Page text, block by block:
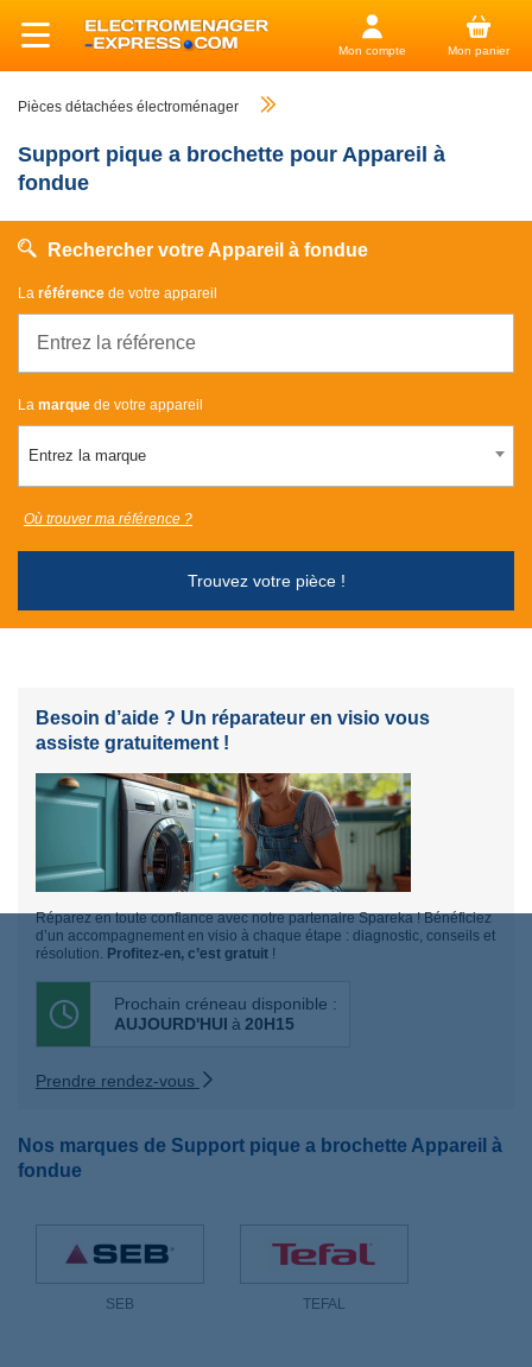
Mon compte Mon panier
Pièces détachées électroménager
Support pique a brochette pour Appareil à
fondue
Rechercher votre Appareil à fondue
La référence de votre appareil
La marque de votre appareil
Entrez la marque
Trouvez votre pièce !
Où trouver ma référence ?
Besoin d’aide ? Un réparateur en visio vous
assiste gratuitement !
Réparez en toute confiance avec notre partenaire Spareka ! Bénéficiez
d’un accompagnement en visio à chaque étape : diagnostic, conseils et
résolution. Profitez-en, c’est gratuit !
Prochain créneau disponible :
AUJOURD'HUI à 20H15
Prendre rendez-vous
Nos marques de Support pique a brochette Appareil à
fondue
SEB TEFAL